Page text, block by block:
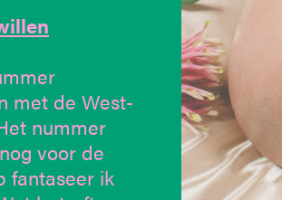
met de West-
nummer
voor de
fantaseer ik